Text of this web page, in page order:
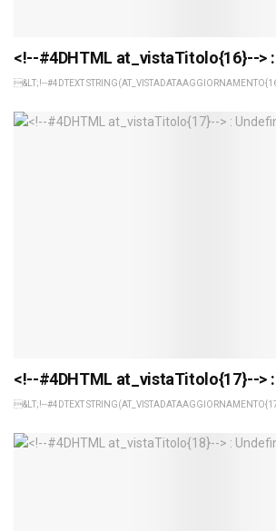
<!--#4DHTML at_vistaTitolo{16}-->
&LT;!--#4DTEXT
<!--#4DHTML at_vistaTitolo{17}-->
&LT;!--#4DTEXT